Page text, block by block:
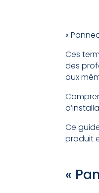
«
Ces
des
aux
Ce
produit
«